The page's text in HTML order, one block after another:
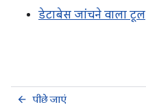
डेटाबेस जांचने वाला टूल
पीछे जाएं
arrow_back